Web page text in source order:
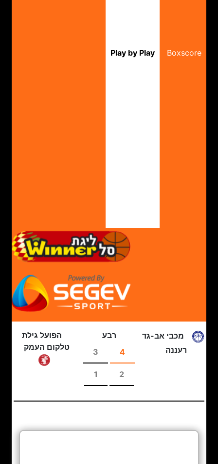
Boxscore
Play by Play
מכבי אב-גד
רעננה
רבע
4
3
2
1
הפועל גילת
טלקום העמק